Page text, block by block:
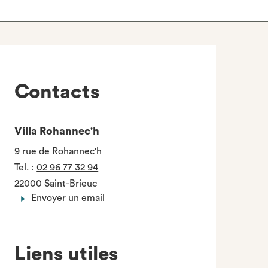
Contacts
Villa Rohannec'h
9 rue de Rohannec'h
Tel. :02 96 77 32 94
22000 Saint-Brieuc
Envoyer un email
Liens utiles